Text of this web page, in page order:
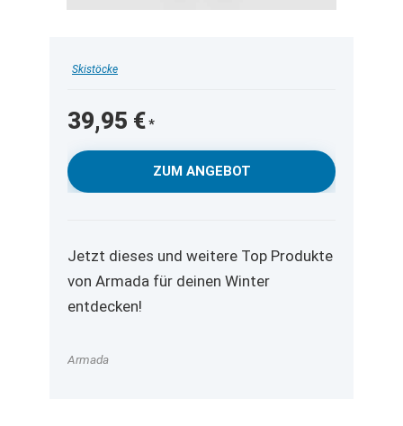
Skistöcke
39,95 €
ZUM ANGEBOT
Jetzt dieses und weitere Top Produkte
von Armada für deinen Winter
entdecken!
Armada